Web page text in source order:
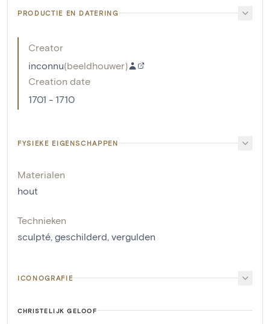
PRODUCTIE EN DATERING
Creator
inconnu(beeldhouwer)
Creation date
1701 - 1710
FYSIEKE EIGENSCHAPPEN
Materialen
hout
Technieken
sculpté geschilderd vergulden
ICONOGRAFIE
CHRISTELIJK GELOOF